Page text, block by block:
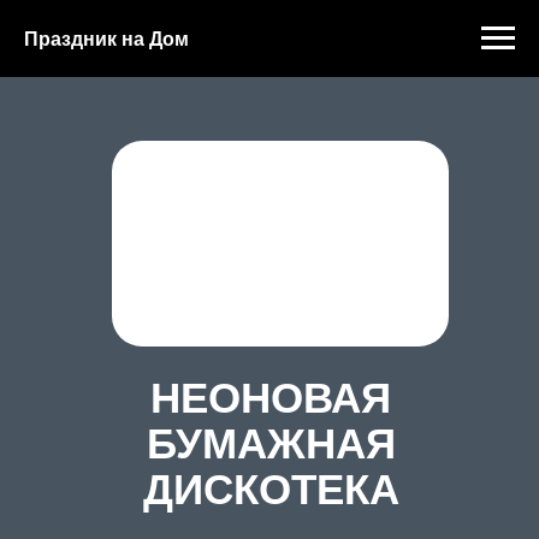
Праздник на Дом
НЕОНОВАЯ
БУМАЖНАЯ
ДИСКОТЕКА